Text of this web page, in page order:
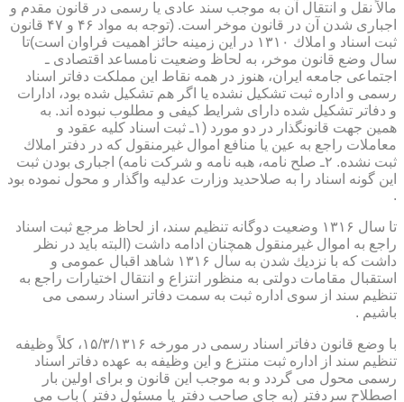
مالاً نقل و انتقال آن به موجب سند عادی یا رسمی در قانون مقدم و
اجباری شدن آن در قانون موخر است. (توجه به مواد ۴۶ و ۴۷ قانون
ثبت اسناد و املاك ۱۳۱۰ در این زمینه حائز اهمیت فراوان است)تا
سال وضع قانون موخر، به لحاظ وضعیت نامساعد اقتصادی ـ
اجتماعی جامعه ایران، هنوز در همه نقاط این مملكت دفاتر اسناد
رسمی و اداره ثبت تشكیل نشده یا اگر هم تشكیل شده بود، ادارات
و دفاتر تشكیل شده دارای شرایط كیفی و مطلوب نبوده اند. به
همین جهت قانونگذار در دو مورد (۱ـ ثبت اسناد كلیه عقود و
معاملات راجع به عین یا منافع اموال غیرمنقول كه در دفتر املاك
ثبت نشده. ۲ـ صلح نامه، هبه نامه و شركت نامه) اجباری بودن ثبت
این گونه اسناد را به صلاحدید وزارت عدلیه واگذار و محول نموده بود
.
تا سال ۱۳۱۶ وضعیت دوگانه تنظیم سند، از لحاظ مرجع ثبت اسناد
راجع به اموال غیرمنقول همچنان ادامه داشت (البته باید در نظر
داشت كه با نزدیك شدن به سال ۱۳۱۶ شاهد اقبال عمومی و
استقبال مقامات دولتی به منظور انتزاع و انتقال اختیارات راجع به
تنظیم سند از سوی اداره ثبت به سمت دفاتر اسناد رسمی می
باشیم .
با وضع قانون دفاتر اسناد رسمی در مورخه ۱۵/۳/۱۳۱۶، كلاً وظیفه
تنظیم سند از اداره ثبت منتزع و این وظیفه به عهده دفاتر اسناد
رسمی محول می گردد و به موجب این قانون و برای اولین بار
اصطلاح سردفتر (به جای صاحب دفتر یا مسئول دفتر ) باب می